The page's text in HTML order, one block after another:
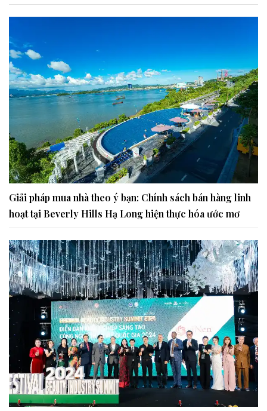
Giải pháp mua nhà theo ý bạn: Chính sách bán hàng linh
hoạt tại Beverly Hills Hạ Long hiện thực hóa ước mơ